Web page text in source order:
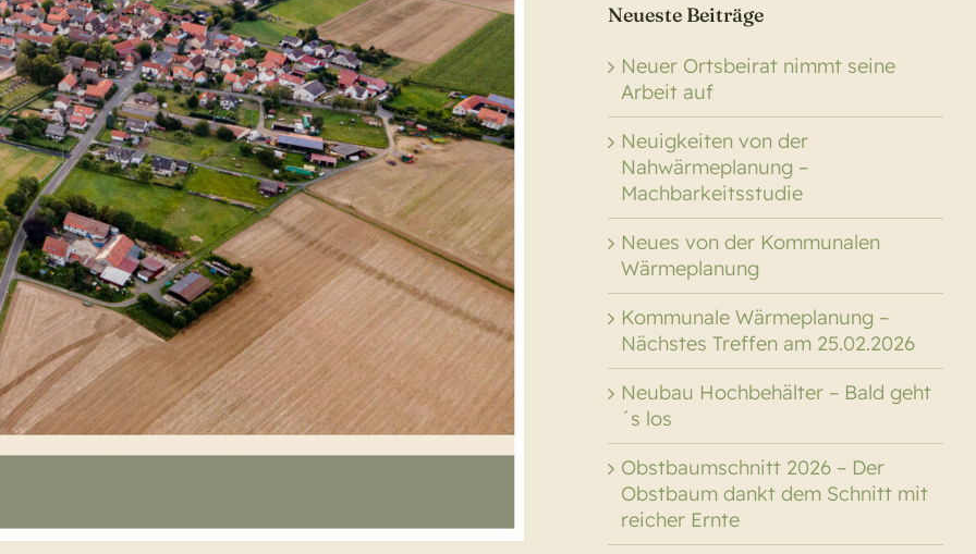
Neueste Beiträge
Neuer Ortsbeirat nimmt seine
Arbeit auf
Neuigkeiten von der
Nahwärmeplanung –
Machbarkeitsstudie
Neues von der Kommunalen
Wärmeplanung
Kommunale Wärmeplanung –
Nächstes Treffen am 25.02.2026
Neubau Hochbehälter – Bald geht
´s los
Obstbaumschnitt 2026 – Der
Obstbaum dankt dem Schnitt mit
reicher Ernte